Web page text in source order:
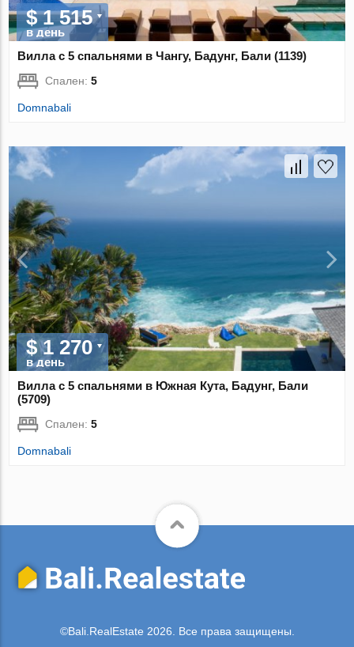
$ 1 515
в день
Вилла с 5 спальнями в Чангу, Бадунг, Бали (1139)
Спален:5
Domnabali
$ 1 270
в день
Вилла с 5 спальнями в Южная Кута, Бадунг, Бали
(5709)
Спален:5
Domnabali
©Bali.RealEstate 2026. Все права защищены.